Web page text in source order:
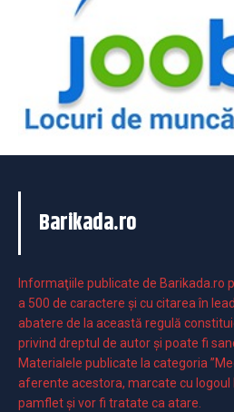
Barikada.ro
Informaţiile publicate de Barikada.ro
a 500 de caractere şi cu citarea în
abatere de la această regulă
privind dreptul de autor și poate fi
Materialele publicate la categoria
aferente acestora, marcate cu logoul
pamflet și vor fi tratate ca atare.